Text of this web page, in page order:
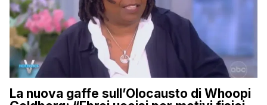
La nuova gaffe sull’Olocausto di Whoopi